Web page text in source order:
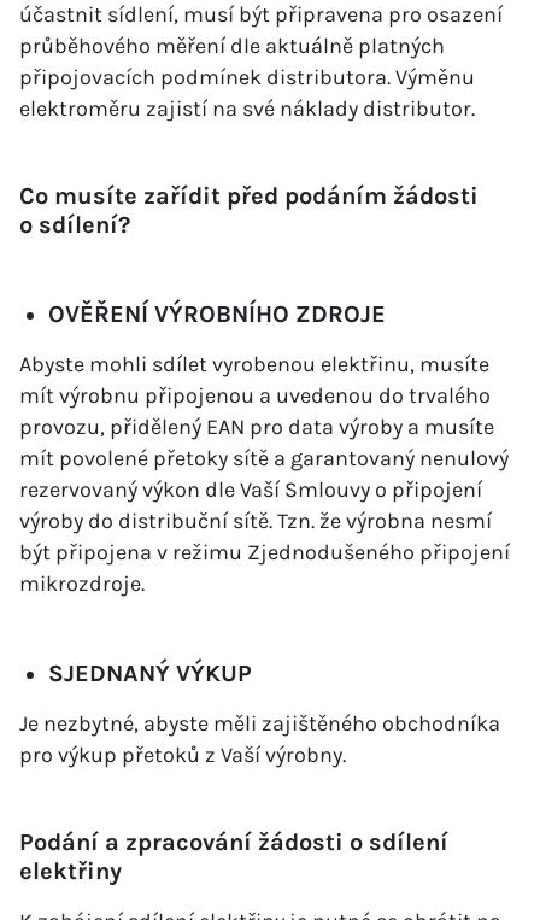
účastnit sídlení, musí být připravena pro osazení
průběhového měření dle aktuálně platných
připojovacích podmínek distributora. Výměnu
elektroměru zajistí na své náklady distributor.
Co musíte zařídit před podáním žádosti
o sdílení?
OVĚŘENÍ VÝROBNÍHO ZDROJE
Abyste mohli sdílet vyrobenou elektřinu, musíte
mít výrobnu připojenou a uvedenou do trvalého
provozu, přidělený EAN pro data výroby a musíte
mít povolené přetoky sítě a garantovaný nenulový
rezervovaný výkon dle Vaší Smlouvy o připojení
výroby do distribuční sítě. Tzn. že výrobna nesmí
být připojena v režimu Zjednodušeného připojení
mikrozdroje.
SJEDNANÝ VÝKUP
Je nezbytné, abyste měli zajištěného obchodníka
pro výkup přetoků z Vaší výrobny.
Podání a zpracování žádosti o sdílení
elektřiny